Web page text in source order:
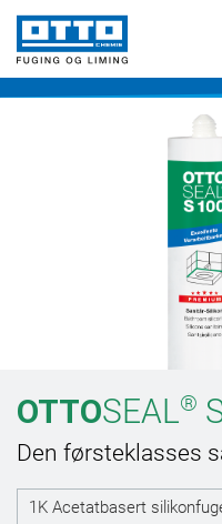
OTTOSEAL®
Den førsteklasses
1K Acetatbasert